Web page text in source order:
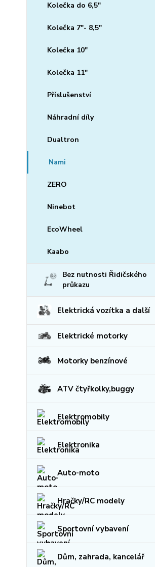
Kolečka do 6,5"
Kolečka 7"- 8,5"
Kolečka 10"
Kolečka 11"
Příslušenství
Náhradní díly
Dualtron
Nami
ZERO
Ninebot
EcoWheel
Kaabo
Bez nutnosti Řidičského
průkazu
Elektrická vozítka a další
Elektrické motorky
Motorky benzínové
ATV čtyřkolky,buggy
Elektromobily
Elektronika
Auto-moto
Hračky/RC modely
Sportovní vybavení
Dům, zahrada, kancelář